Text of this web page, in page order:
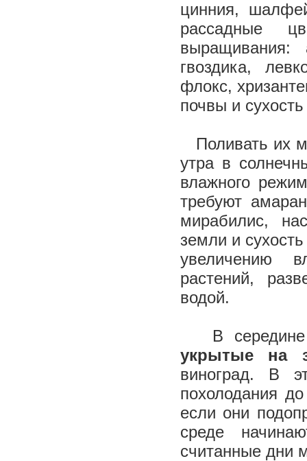
цинния,
рассадные
выращивания:
гвоздика,
флокс,
почвы и
Поливать их
утра в
влажного
требуют
мирабилис,
земли и
увеличению
растений,
водой.
В середине
укрытые на
виноград. В
похолодания
если они
среде
считанные дни